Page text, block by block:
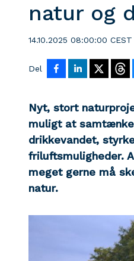
natur og
14.10.2025 08:00:00 CEST
Del
Nyt, stort
muligt at
drikkevandet,
friluftsmuligheder.
meget gerne må
natur.